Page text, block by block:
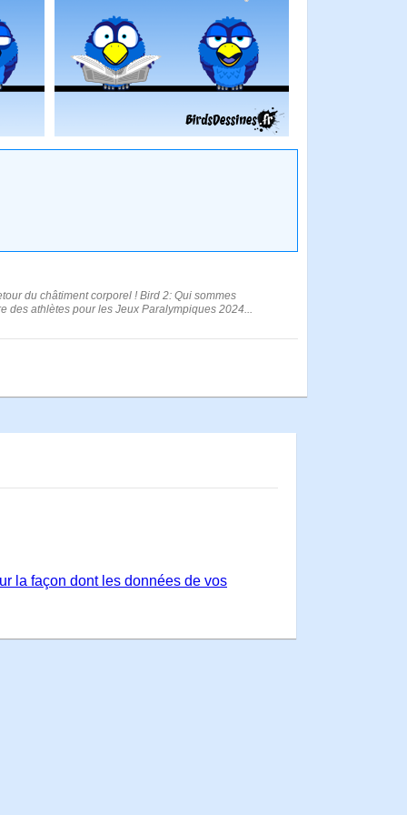
du châtiment corporel ! Bird 2: Qui sommes
des athlètes pour les Jeux Paralympiques 2024...
la façon dont les données de vos